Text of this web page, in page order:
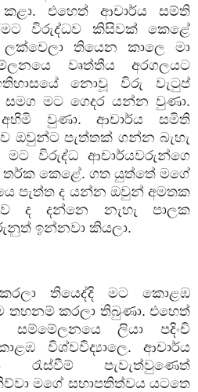
එහෙත් ආචාර්ය සම්ති
විරුද්ධව කිසිවක් කෙළේ
තියෙන කාලෙ මා
වෘත්තීය අරගලයට
නොවූ විරු වැටුප්
සමග මට ගෙදර යන්න වුණා.
වුණා. ආචාර්ය සමිති
ඔවුන්ට පැත්තක් ගන්න බැහැ
මට විරුද්ධ ආචාර්යවරුන්ගෙ
කෙළේ. ගත යුත්තේ මගේ
පැත්ත ද යන්න ඔවුන් අමතක
ද දන්නෙ නැහැ පාලක
ඉන්නවා කියලා.
තියෙද්දි මට කොළඹ
තහනම් කරලා තිබුණා. එහෙත්
ලියා පදිංචි
විශ්වවිද්‍යාලෙ. ආචාර්ය
රැස්වීම් පැවැත්වුණෙත්
මගේ සභාපතිත්වය යටතෙ